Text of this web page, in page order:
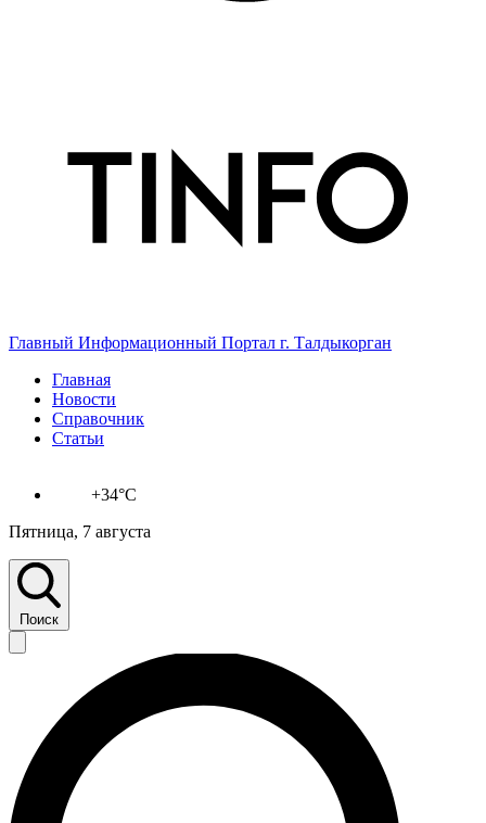
Главный Информационный Портал г. Талдыкорган
Главная
Новости
Справочник
Статьи
+34°C
Пятница, 7 августа
Поиск